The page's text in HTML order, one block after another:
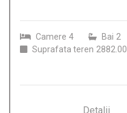
Camere 4 Bai 2
Suprafata teren 2882.00
Detalii